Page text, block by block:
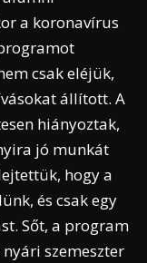
a koronavírus
csak eléjük,
állított. A
hiányoztak,
jó munkát
hogy a
és csak egy
Sőt, a program
szemeszter